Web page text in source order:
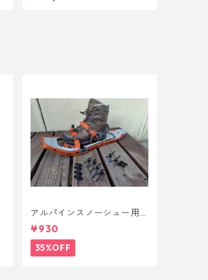
アルパインスノーシュー用
ストラップキャッチ(ペア)
¥930
35%OFF